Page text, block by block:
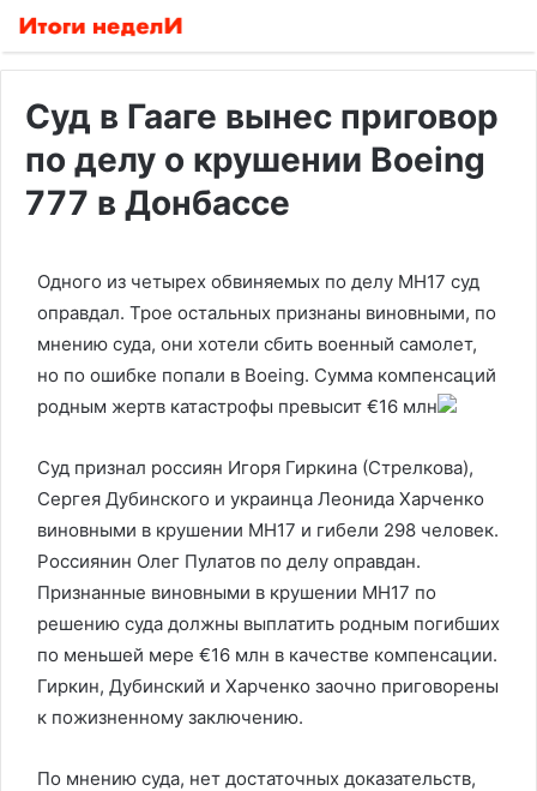
Суд в Гааге вынес приговор
по делу о крушении Boeing
777 в Донбассе
Одного из четырех обвиняемых по делу MH17 суд
оправдал. Трое остальных признаны виновными, по
мнению суда, они хотели сбить военный самолет,
но по ошибке попали в Boeing. Сумма компенсаций
родным жертв катастрофы превысит €16 млн
Суд признал россиян Игоря Гиркина (Стрелкова),
Сергея Дубинского и украинца Леонида Харченко
виновными в крушении MH17 и гибели 298 человек.
Россиянин Олег Пулатов по делу оправдан.
Признанные виновными в крушении MH17 по
решению суда должны выплатить родным погибших
по меньшей мере €16 млн в качестве компенсации.
Гиркин, Дубинский и Харченко заочно приговорены
к пожизненному заключению.
По мнению суда, нет достаточных доказательств,